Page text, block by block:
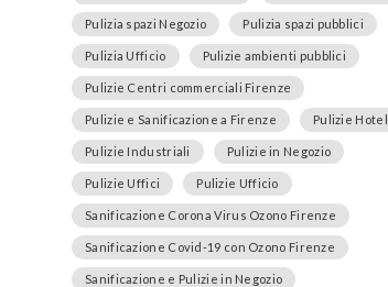
Pulizia spazi Negozio Pulizia spazi pubblici
Pulizia Ufficio Pulizie ambienti pubblici
Pulizie Centri commerciali Firenze
Pulizie e Sanificazione a Firenze Pulizie Hotel
Pulizie Industriali Pulizie in Negozio
Pulizie Uffici Pulizie Ufficio
Sanificazione Corona Virus Ozono Firenze
Sanificazione Covid-19 con Ozono Firenze
Sanificazione e Pulizie in Negozio